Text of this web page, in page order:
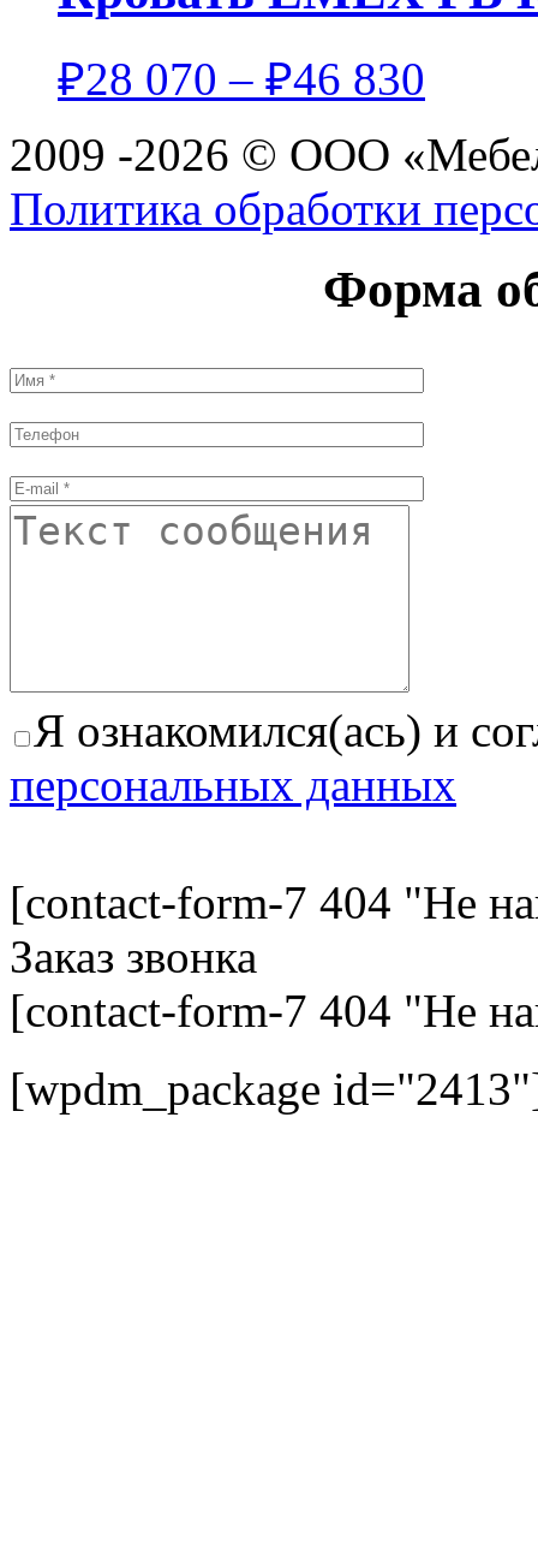
₽28 070 – ₽46 830
2009 -2026 © ООО
Политика обработки
Форма
Я ознакомился(ась) и
персональных данных
[contact-form-7 404 "Не
Заказ звонка
[contact-form-7 404 "Не
[wpdm_package